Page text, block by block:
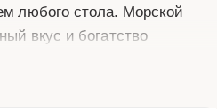
любого стола. Морской
вкус и богатство
аромат. Тесто для